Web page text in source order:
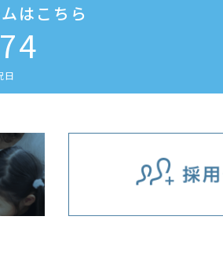
はこちら
日